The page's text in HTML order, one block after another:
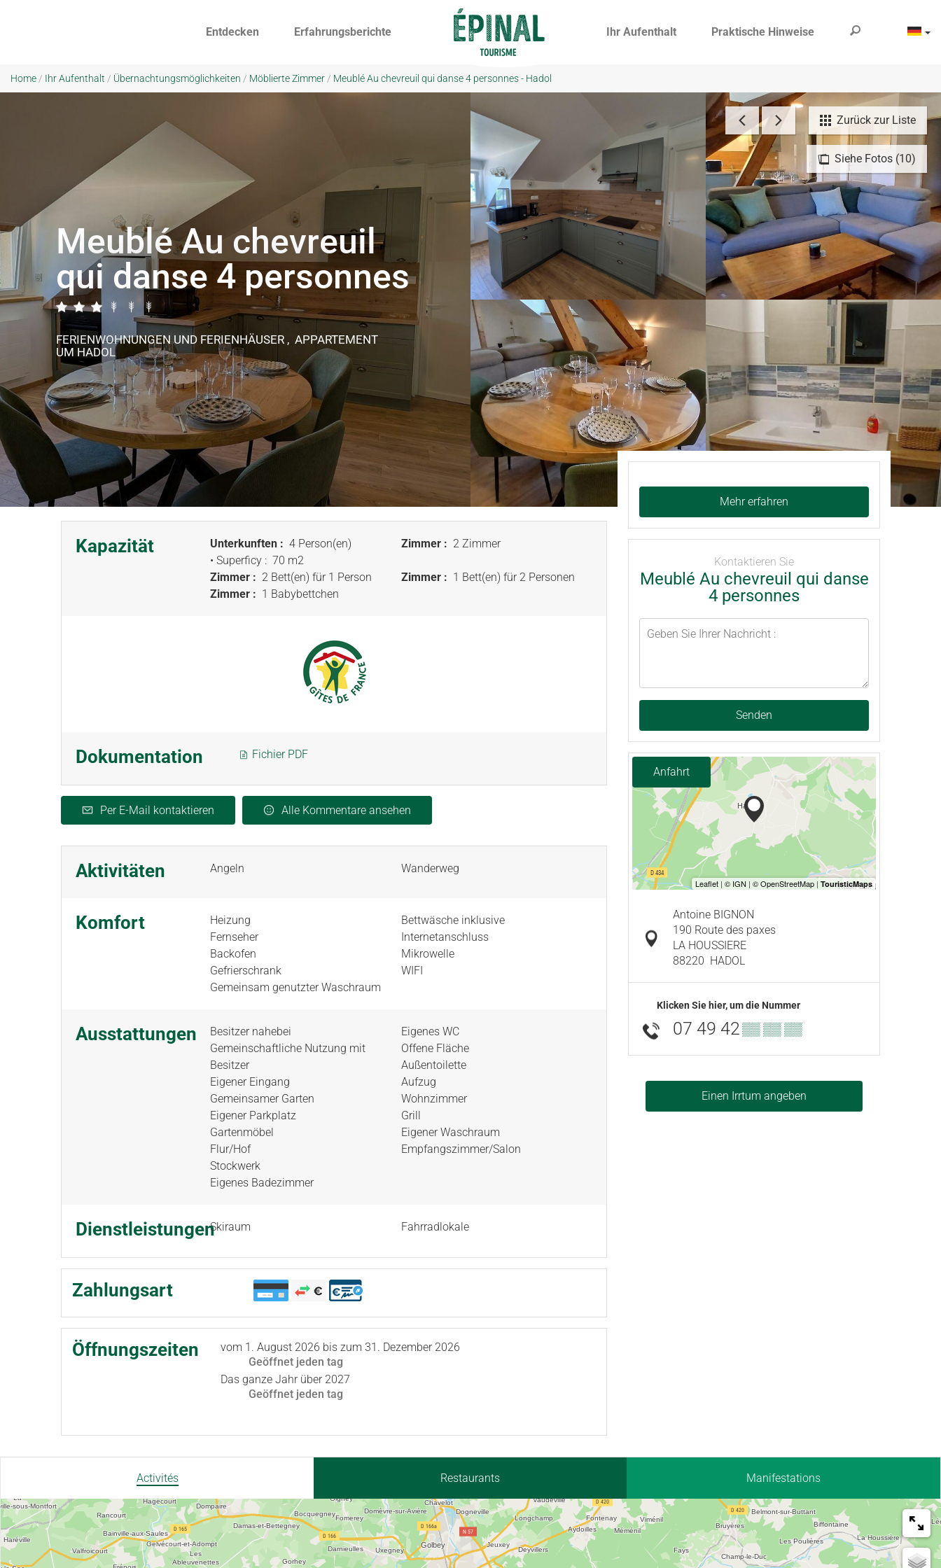
Entdecken Erfahrungsberichte Ihr Aufenthalt Praktische Hinweise
Home / Ihr Aufenthalt / Übernachtungsmöglichkeiten / Möblierte Zimmer / Meublé Au chevreuil qui danse 4 personnes - Hadol
Siehe Fotos (10)
Zurück zur Liste
Meublé Au chevreuil
qui danse 4 personnes
FERIENWOHNUNGEN UND FERIENHÄUSER , APPARTEMENT
UM HADOL
Kapazität Unterkunften : 4 Person(en)
• Superficy : 70 m2
Zimmer : 2 Zimmer
Zimmer : 2 Bett(en) für 1 Person Zimmer : 1 Bett(en) für 2 Personen
Zimmer : 1 Babybettchen
Dokumentation Fichier PDF
Per E-Mail kontaktieren Alle Kommentare ansehen
Aktivitäten Angeln Wanderweg
Komfort
Heizung
Fernseher
Backofen
Gefrierschrank
Gemeinsam genutzter Waschraum
Bettwäsche inklusive
Internetanschluss
Mikrowelle
WIFI
Ausstattungen
Besitzer nahebei
Gemeinschaftliche Nutzung mit
Besitzer
Eigener Eingang
Gemeinsamer Garten
Eigener Parkplatz
Gartenmöbel
Flur/Hof
Stockwerk
Eigenes Badezimmer
Eigenes WC
Offene Fläche
Außentoilette
Aufzug
Wohnzimmer
Grill
Eigener Waschraum
Empfangszimmer/Salon
DienstleistungenSkiraum Fahrradlokale
Zahlungsart
Öffnungszeiten vom 1. August 2026 bis zum 31. Dezember 2026
Geöffnet jeden tag
Das ganze Jahr über 2027
Geöffnet jeden tag
Mehr erfahren
Kontaktieren Sie
Meublé Au chevreuil qui danse
4 personnes
Senden
Anfahrt
Antoine BIGNON
190 Route des paxes
LA HOUSSIERE
88220 HADOL
Klicken Sie hier, um die Nummer
07 49 42▒▒ ▒▒ ▒▒
Einen Irrtum angeben
Activités Restaurants Manifestations